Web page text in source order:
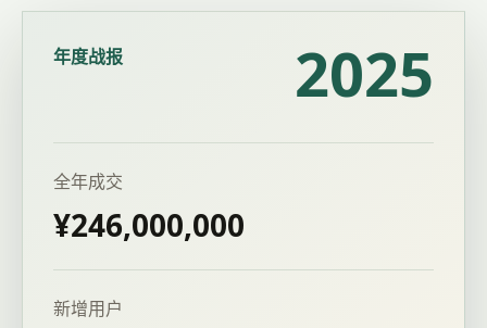
年度战报 2025
全年成交
¥246,000,000
新增用户